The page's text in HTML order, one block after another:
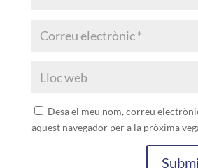
Desa el meu nom, correu
aquest navegador per a la pròxima